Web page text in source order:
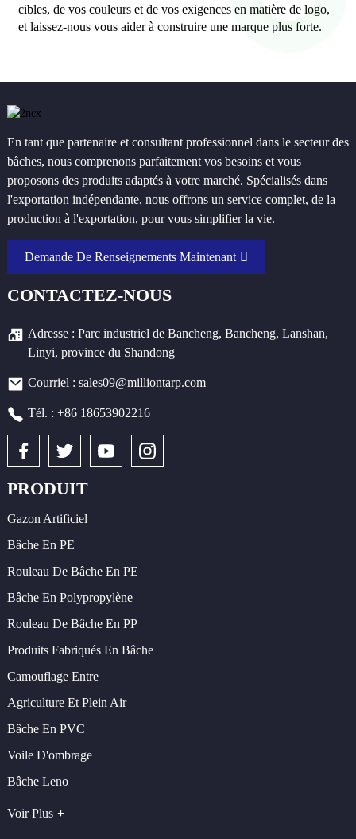
cibles, de vos couleurs et de vos exigences en matière de logo,
et laissez-nous vous aider à construire une marque plus forte.
En tant que partenaire et consultant professionnel dans le secteur des
bâches, nous comprenons parfaitement vos besoins et vous
proposons des produits adaptés à votre marché. Spécialisés dans
l'exportation indépendante, nous offrons un service complet, de la
production à l'exportation, pour vous simplifier la vie.
Demande De Renseignements Maintenant
CONTACTEZ-NOUS
Adresse : Parc industriel de Bancheng, Bancheng, Lanshan,
Linyi, province du Shandong
Courriel : sales09@milliontarp.com
Tél. : +86 18653902216
PRODUIT
Gazon Artificiel
Bâche En PE
Rouleau De Bâche En PE
Bâche En Polypropylène
Rouleau De Bâche En PP
Produits Fabriqués En Bâche
Camouflage Entre
Agriculture Et Plein Air
Bâche En PVC
Voile D'ombrage
Bâche Leno
Voir Plus